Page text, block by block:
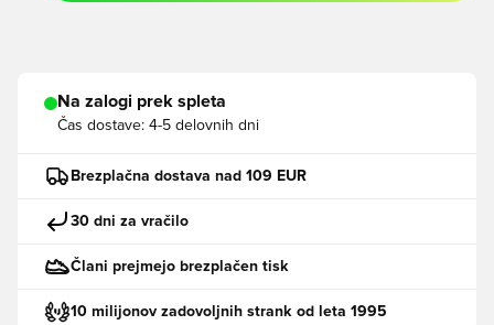
Na zalogi prek spleta
Čas dostave: 4-5 delovnih dni
Brezplačna dostava nad 109 EUR
30 dni za vračilo
Člani prejmejo brezplačen tisk
10 milijonov zadovoljnih strank od leta 1995